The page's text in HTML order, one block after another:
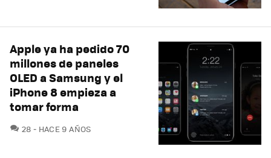
Apple ya ha pedido 70
millones de paneles
OLED a Samsung y el
iPhone 8 empieza a
tomar forma
28 COMENTARIOS
HACE 9 AÑOS